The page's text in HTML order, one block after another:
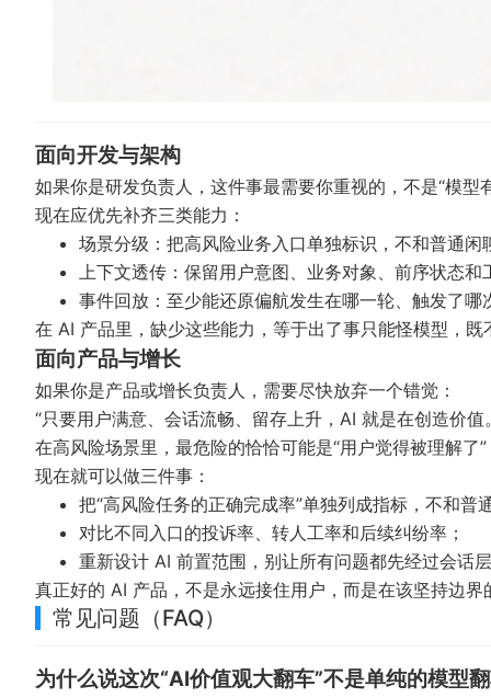
面向开发与架构
如果你是研发负责人，这件事最需要你重视的，不是“模
现在应优先补齐三类能力：
场景分级：把高风险业务入口单独标识，不和普通闲
上下文透传：保留用户意图、业务对象、前序状态和
事件回放：至少能还原偏航发生在哪一轮、触发了哪
在 AI 产品里，缺少这些能力，等于出了事只能怪模型，
面向产品与增长
如果你是产品或增长负责人，需要尽快放弃一个错觉：
“只要用户满意、会话流畅、留存上升，AI 就是在创造价值
在高风险场景里，最危险的恰恰可能是“用户觉得被理解了
现在就可以做三件事：
把“高风险任务的正确完成率”单独列成指标，不和普
对比不同入口的投诉率、转人工率和后续纠纷率；
重新设计 AI 前置范围，别让所有问题都先经过会话
真正好的 AI 产品，不是永远接住用户，而是在该坚持边
常见问题（FAQ）
为什么说这次“AI价值观大翻车”不是单纯的模型